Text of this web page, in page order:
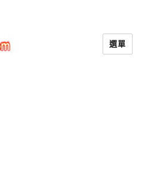
選單